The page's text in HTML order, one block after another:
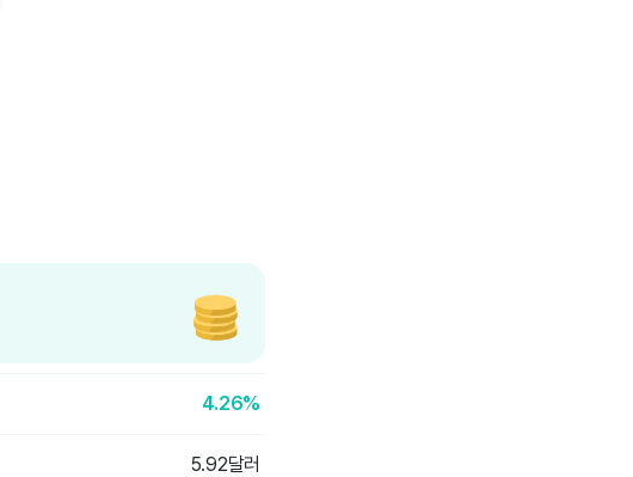
4.26%
5.92달러